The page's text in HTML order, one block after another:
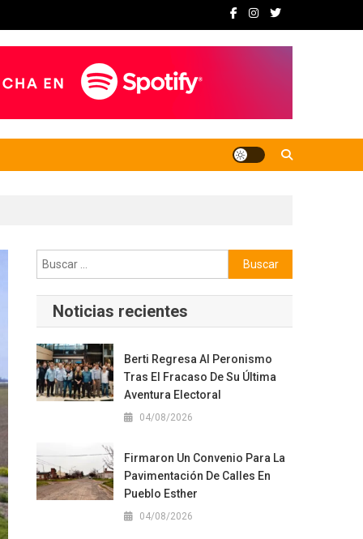
Buscar:
Noticias recientes
Berti Regresa Al Peronismo
Tras El Fracaso De Su Última
Aventura Electoral
04/08/2026
Firmaron Un Convenio Para La
Pavimentación De Calles En
Pueblo Esther
04/08/2026